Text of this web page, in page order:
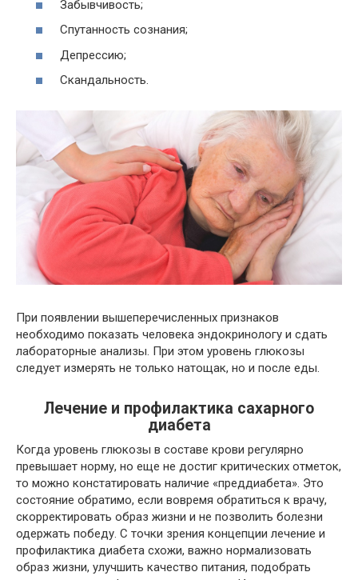
Забывчивость;
Спутанность сознания;
Депрессию;
Скандальность.
При появлении вышеперечисленных признаков
необходимо показать человека эндокринологу и сдать
лабораторные анализы. При этом уровень глюкозы
следует измерять не только натощак, но и после еды.
Лечение и профилактика сахарного
диабета
Когда уровень глюкозы в составе крови регулярно
превышает норму, но еще не достиг критических отметок,
то можно констатировать наличие «преддиабета». Это
состояние обратимо, если вовремя обратиться к врачу,
скорректировать образ жизни и не позволить болезни
одержать победу. С точки зрения концепции лечение и
профилактика диабета схожи, важно нормализовать
образ жизни, улучшить качество питания, подобрать